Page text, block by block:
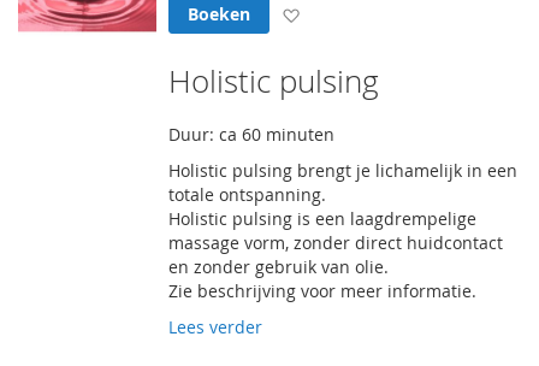
Boeken
Holistic pulsing
Duur: ca 60 minuten
Holistic pulsing brengt je lichamelijk in een
totale ontspanning.
Holistic pulsing is een laagdrempelige
massage vorm, zonder direct huidcontact
en zonder gebruik van olie.
Zie beschrijving voor meer informatie.
Lees verder